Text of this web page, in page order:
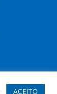
ACEITO